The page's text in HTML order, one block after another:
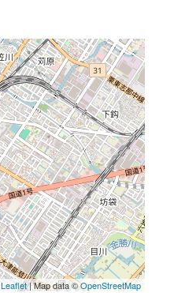
Leaflet| Map data ©OpenStreetMap